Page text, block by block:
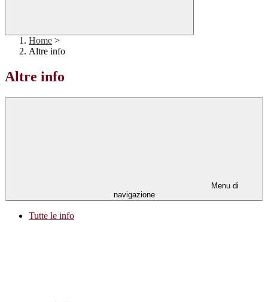
Home >
Altre info
Altre info
Menu di
navigazione
Tutte le info